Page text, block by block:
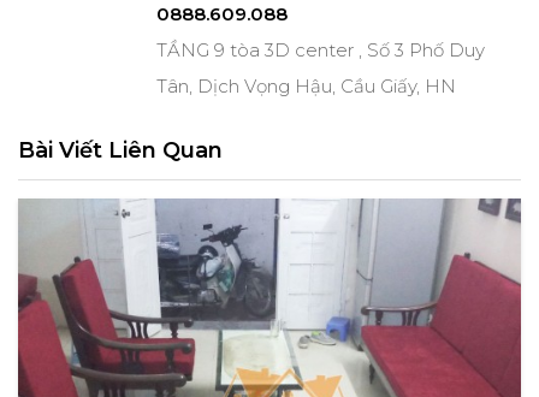
0888.609.088
TẦNG 9 tòa 3D center , Số 3 Phố Duy
Tân, Dịch Vọng Hậu, Cầu Giấy, HN
Bài Viết Liên Quan